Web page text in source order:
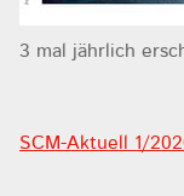
3 mal jährlich
SCM-Aktuell 1/